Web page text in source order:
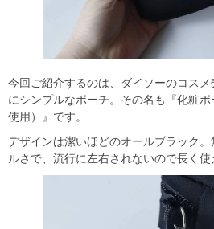
今回ご紹介するのは、ダイソーのコス
にシンプルなポーチ。その名も『化粧
使用）』です。
デザインは潔いほどのオールブラック
ルさで、流行に左右されないので長く使